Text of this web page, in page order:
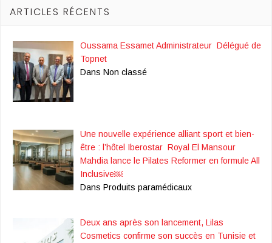
ARTICLES RÉCENTS
Oussama Essamet Administrateur Délégué de
Topnet
Dans Non classé
Une nouvelle expérience alliant sport et bien-
être : l’hôtel Iberostar Royal El Mansour
Mahdia lance le Pilates Reformer en formule All
Inclusive￼
Dans Produits paramédicaux
Deux ans après son lancement, Lilas
Cosmetics confirme son succès en Tunisie et